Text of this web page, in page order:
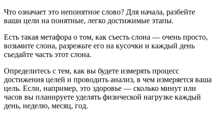
Что означает это непонятное слово? Для начала, разбейте
ваши цели на понятные, легко достижимые этапы.
Есть такая метафора о том, как съесть слона — очень просто,
возьмите слона, разрежьте его на кусочки и каждый день
съедайте часть этот слона.
Определитесь с тем, как вы будете измерять процесс
достижения целей и проводить анализ, в чем измеряется ваша
цель. Если, например, это здоровье — сколько минут или
часов вы планируете уделять физической нагрузке каждый
день, неделю, месяц, год.